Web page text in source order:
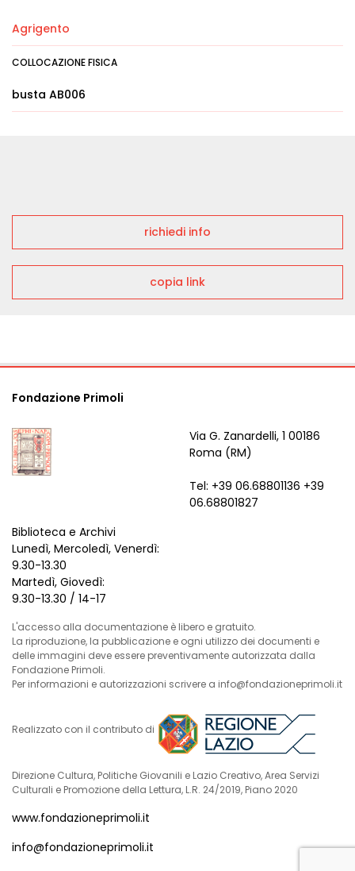
Agrigento
COLLOCAZIONE FISICA
busta AB006
richiedi info
copia link
Fondazione Primoli
Via G. Zanardelli, 1 00186
Roma (RM)
Tel: +39 06.68801136 +39
06.68801827
Biblioteca e Archivi
Lunedì, Mercoledì, Venerdì:
9.30-13.30
Martedì, Giovedì:
9.30-13.30 / 14-17
L'accesso alla documentazione è libero e gratuito.
La riproduzione, la pubblicazione e ogni utilizzo dei documenti e
delle immagini deve essere preventivamente autorizzata dalla
Fondazione Primoli.
Per informazioni e autorizzazioni scrivere a info@fondazioneprimoli.it
Realizzato con il contributo di
Direzione Cultura, Politiche Giovanili e Lazio Creativo, Area Servizi
Culturali e Promozione della Lettura, L.R. 24/2019, Piano 2020
www.fondazioneprimoli.it
info@fondazioneprimoli.it